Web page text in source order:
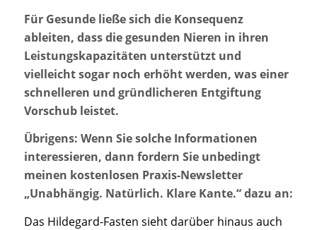
Für Gesunde ließe sich die Konsequenz
ableiten, dass die gesunden Nieren in ihren
Leistungskapazitäten unterstützt und
vielleicht sogar noch erhöht werden, was einer
schnelleren und gründlicheren Entgiftung
Vorschub leistet.
Übrigens: Wenn Sie solche Informationen
interessieren, dann fordern Sie unbedingt
meinen kostenlosen Praxis-Newsletter
„Unabhängig. Natürlich. Klare Kante.“ dazu an:
Das Hildegard-Fasten sieht darüber hinaus auch